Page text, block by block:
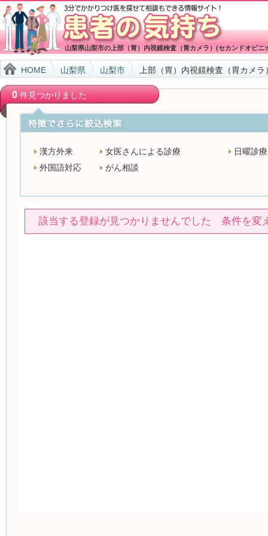
山梨県山梨市の上部（胃）内視鏡検査（胃カメラ）(セカンドオピニ
HOME 山梨県 山梨市 上部（胃）内視鏡検査（胃カメ
0件見つかりました
漢方外来 女医さんによる診療
日曜診療
外国語対応
がん相談
該当する登録が見つかりませんでした 条件を